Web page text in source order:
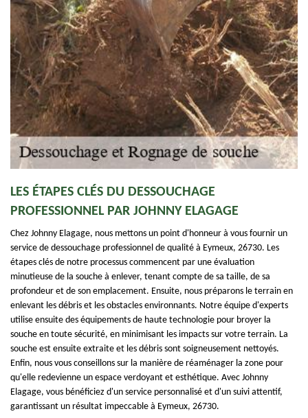
LES ÉTAPES CLÉS DU DESSOUCHAGE
PROFESSIONNEL PAR JOHNNY ELAGAGE
Chez Johnny Elagage, nous mettons un point d'honneur à vous fournir un
service de dessouchage professionnel de qualité à Eymeux, 26730. Les
étapes clés de notre processus commencent par une évaluation
minutieuse de la souche à enlever, tenant compte de sa taille, de sa
profondeur et de son emplacement. Ensuite, nous préparons le terrain en
enlevant les débris et les obstacles environnants. Notre équipe d'experts
utilise ensuite des équipements de haute technologie pour broyer la
souche en toute sécurité, en minimisant les impacts sur votre terrain. La
souche est ensuite extraite et les débris sont soigneusement nettoyés.
Enfin, nous vous conseillons sur la manière de réaménager la zone pour
qu'elle redevienne un espace verdoyant et esthétique. Avec Johnny
Elagage, vous bénéficiez d'un service personnalisé et d'un suivi attentif,
garantissant un résultat impeccable à Eymeux, 26730.